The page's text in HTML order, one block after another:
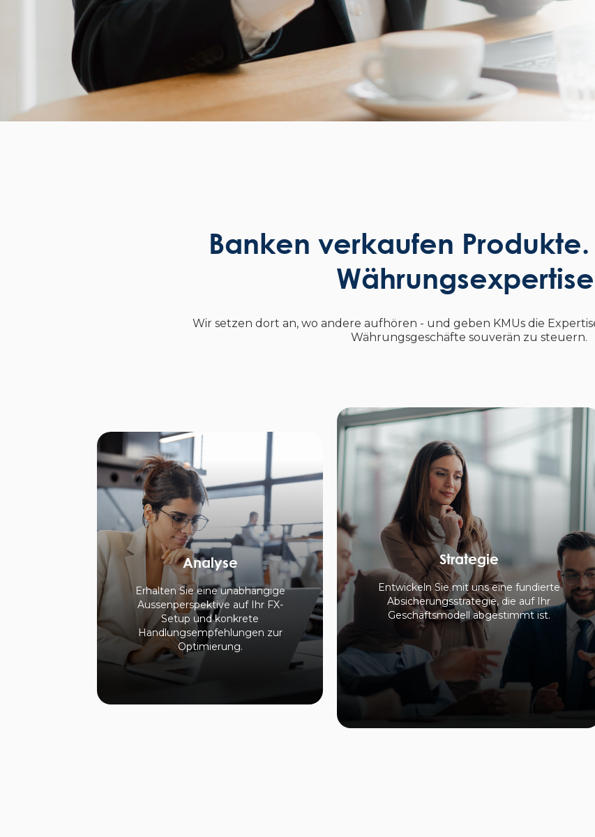
Banken verkaufen
Wir setzen dort an, wo andere aufhören - und geben KMUs die
Währungsgeschäfte souverän zu steuern.
Analyse
Erhalten Sie eine unabhängige
Aussenperspektive auf Ihr FX-
Setup und konkrete
Handlungsempfehlungen zur
Optimierung.
Strategie
Entwickeln Sie mit uns eine fundierte
Absicherungsstrategie, die auf Ihr
Geschäftsmodell abgestimmt ist.